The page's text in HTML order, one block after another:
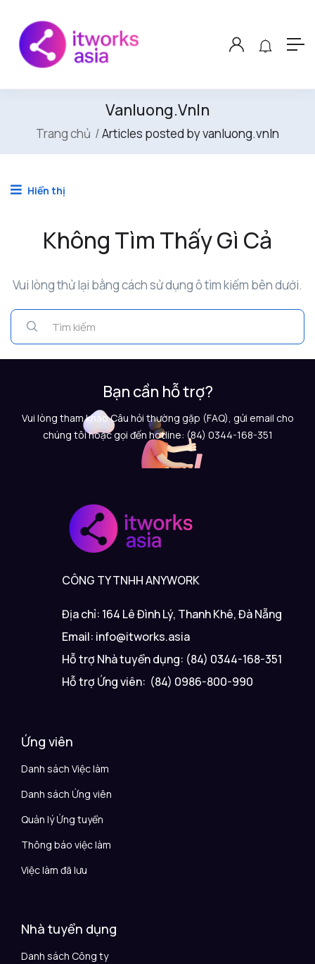
Vanluong.vnln
Trang chủ Articles posted by vanluong.vnln
Hiển thị
Không Tìm Thấy Gì Cả
Vui lòng thử lại bằng cách sử dụng ô tìm kiếm bên dưới.
Bạn cần hỗ trợ?
Vui lòng tham khảo Câu hỏi thường gặp (FAQ), gửi email cho
chúng tôi hoặc gọi đến hotline: (84) 0344-168-351
CÔNG TY TNHH ANYWORK
Địa chỉ: 164 Lê Đình Lý, Thanh Khê, Đà Nẵng
Email: info@itworks.asia
Hỗ trợ Nhà tuyển dụng: (84) 0344-168-351
Hỗ trợ Ứng viên: (84) 0986-800-990
Ứng viên
Danh sách Việc làm
Danh sách Ứng viên
Quản lý Ứng tuyển
Thông báo việc làm
Việc làm đã lưu
Nhà tuyển dụng
Danh sách Công ty